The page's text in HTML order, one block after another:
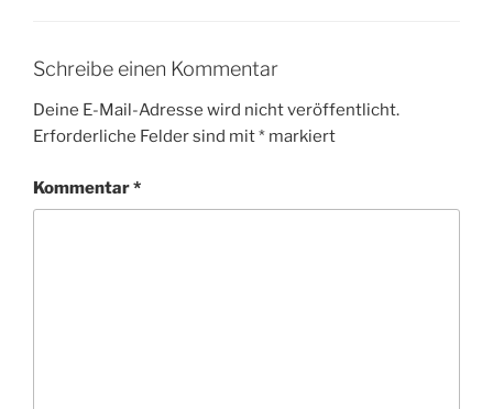
Schreibe einen Kommentar
Deine E-Mail-Adresse wird nicht veröffentlicht.
Erforderliche Felder sind mit* markiert
Kommentar*